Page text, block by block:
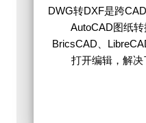
DWG转DXF是跨
AutoCAD图纸
BricsCAD、
打开编辑，解决